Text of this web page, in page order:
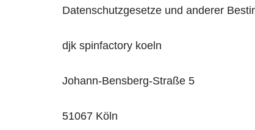
Datenschutzgesetze und anderer
djk spinfactory koeln
Johann-Bensberg-Straße 5
51067 Köln